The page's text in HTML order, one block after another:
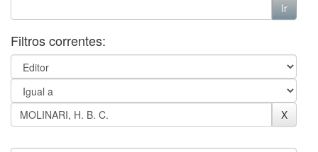
Filtros correntes: